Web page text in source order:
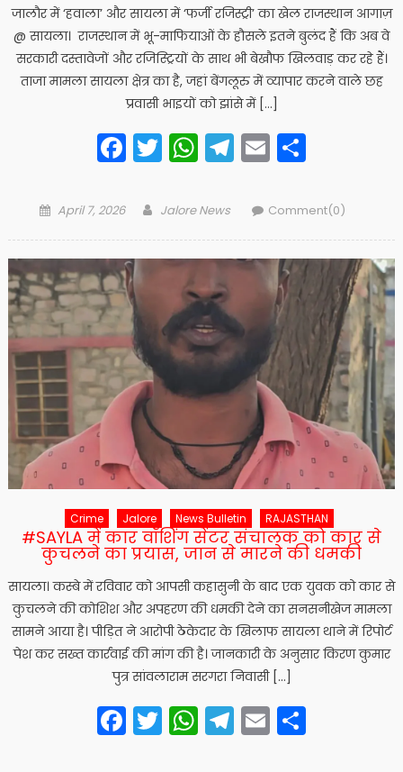
जालौर में ‘हवाला’ और सायला में ‘फर्जी रजिस्ट्री’ का खेल राजस्थान आगाज़
@ ​सायला। राजस्थान में भू-माफियाओं के हौसले इतने बुलंद हैं कि अब वे
सरकारी दस्तावेजों और रजिस्ट्रियों के साथ भी बेखौफ खिलवाड़ कर रहे हैं।
ताजा मामला सायला क्षेत्र का है, जहां बेंगलूरु में व्यापार करने वाले छह
प्रवासी भाइयों को झांसे में […]
Facebook
Twitter
WhatsApp
Telegram
Email
Posted
April 7, 2026 Author
Jalore News Comment(0)
Crime Jalore News Bulletin RAJASTHAN
#SAYLA में कार वॉशिंग सेंटर संचालक को कार से
कुचलने का प्रयास, जान से मारने की धमकी
सायला। कस्बे में रविवार को आपसी कहासुनी के बाद एक युवक को कार से
कुचलने की कोशिश और अपहरण की धमकी देने का सनसनीखेज मामला
सामने आया है। पीड़ित ने आरोपी ठेकेदार के खिलाफ सायला थाने में रिपोर्ट
पेश कर सख्त कार्रवाई की मांग की है। जानकारी के अनुसार किरण कुमार
पुत्र सांवलाराम सरगरा निवासी […]
Facebook
Twitter
WhatsApp
Telegram
Email